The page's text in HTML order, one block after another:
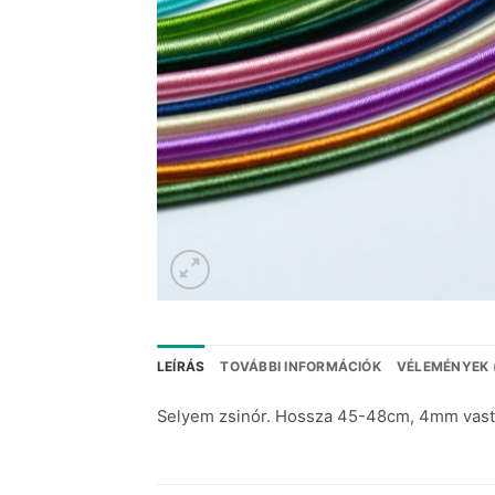
LEÍRÁS TOVÁBBI INFORMÁCIÓK VÉLEMÉNYEK
Selyem zsinór. Hossza 45-48cm, 4mm